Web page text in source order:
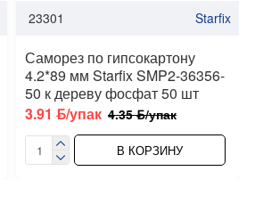
23301 Starfix
Саморез по гипсокартону
4.2*89 мм Starfix SMP2-36356-
50 к дереву фосфат 50 шт
3.91 ƃ/упак 4.35 ƃ/упак
В КОРЗИНУ